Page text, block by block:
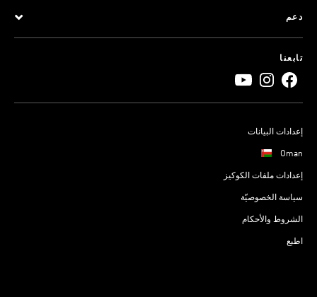
دعم
تابعنا
إعدادات البيانات
Oman
إعدادات ملفات الكوكيز
سياسة الخصوصيّة
الشروط والأحكام
اطبع